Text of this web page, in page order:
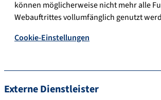
können möglicherweise nicht mehr alle
Webauftrittes vollumfänglich genutzt
Cookie-Einstellungen
Externe Dienstleister